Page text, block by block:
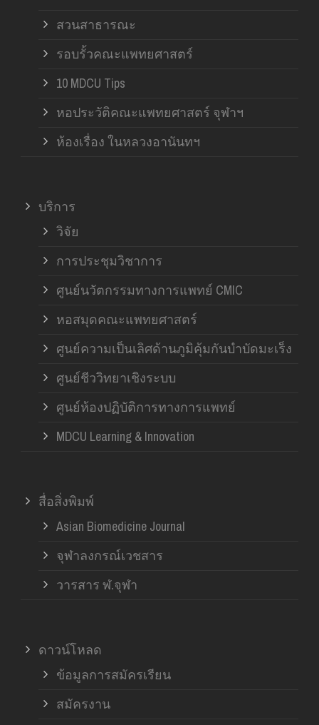
สวนสาธารณะ
รอบรั้วคณะแพทยศาสตร์
10 MDCU Tips
หอประวัติคณะแพทยศาสตร์ จุฬาฯ
ห้องเรื่อง ในหลวงอานันทฯ
บริการ
วิจัย
การประชุมวิชาการ
ศูนย์นวัตกรรมทางการแพทย์ CMIC
หอสมุดคณะแพทยศาสตร์
ศูนย์ความเป็นเลิศด้านภูมิคุ้มกันบำบัดมะเร็ง
ศูนย์ชีววิทยาเชิงระบบ
ศูนย์ห้องปฏิบัติการทางการแพทย์
MDCU Learning & Innovation
สื่อสิ่งพิมพ์
Asian Biomedicine Journal
จุฬาลงกรณ์เวชสาร
วารสาร ฬ.จุฬา
ดาวน์โหลด
ข้อมูลการสมัครเรียน
สมัครงาน